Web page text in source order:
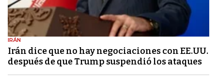
IRÁN
Irán dice que no hay negociaciones con EE.UU.
después de que Trump suspendió los ataques